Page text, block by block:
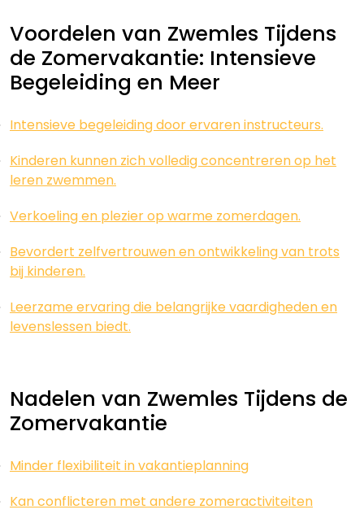
Voordelen van Zwemles Tijdens
de Zomervakantie: Intensieve
Begeleiding en Meer
Intensieve begeleiding door ervaren instructeurs.
Kinderen kunnen zich volledig concentreren op het
leren zwemmen.
Verkoeling en plezier op warme zomerdagen.
Bevordert zelfvertrouwen en ontwikkeling van trots
bij kinderen.
Leerzame ervaring die belangrijke vaardigheden en
levenslessen biedt.
Nadelen van Zwemles Tijdens de
Zomervakantie
Minder flexibiliteit in vakantieplanning
Kan conflicteren met andere zomeractiviteiten